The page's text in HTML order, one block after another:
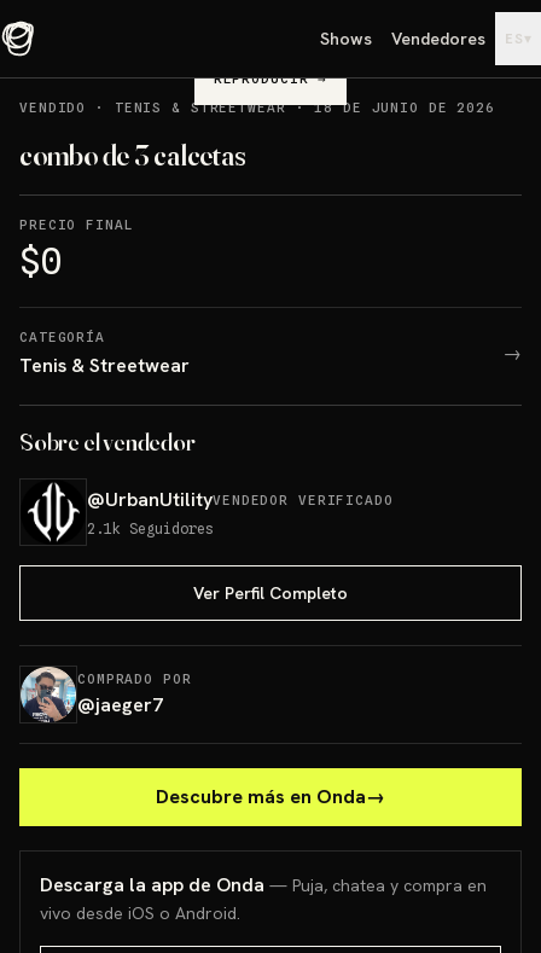
Shows Vendedores ES ▾
REPRODUCIR→
VENDIDO
· TENIS & STREETWEAR·18 DE JUNIO DE 2026
combo de 3 calcetas
PRECIO FINAL
$0
CATEGORÍA
Tenis & Streetwear →
Sobre el vendedor
@UrbanUtilityVENDEDOR VERIFICADO
2.1k Seguidores
Ver Perfil Completo
COMPRADO POR
@jaeger7
Descubre más en Onda→
Descarga la app de Onda — Puja, chatea y compra en
vivo desde iOS o Android.